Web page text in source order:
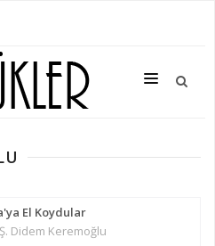
El Koydular
Ş. Didem Keremoğlu